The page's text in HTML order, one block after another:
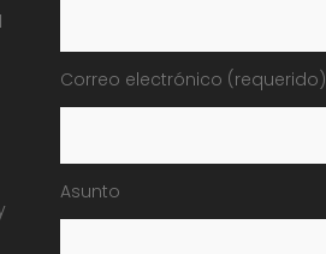
Correo electrónico (requerido)
Asunto